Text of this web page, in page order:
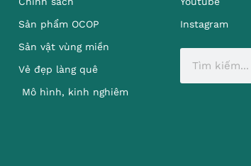
Sản phẩm OCOP
Sản vật vùng miền
Vẻ đẹp làng quê
Mô hình, kinh nghiêm
Instagram